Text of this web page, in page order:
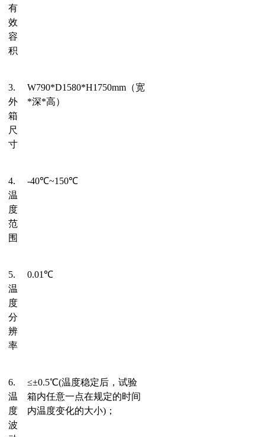
有
效
容
积
3.
外
箱
尺
寸
W790*D1580*H1750mm （宽
*深*高）
4.
温
度
范
围
-40℃~150℃
5.
温
度
分
辨
率
0.01℃
6.
温
度
波
≤±0.5℃(温度稳定后，试验
箱内任意一点在规定的时间
内温度变化的大小) ；